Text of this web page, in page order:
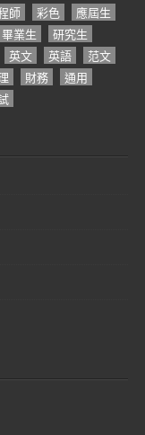
師 彩色
應屆生
畢業生
研究生
英文 英語
范文
財務
通用